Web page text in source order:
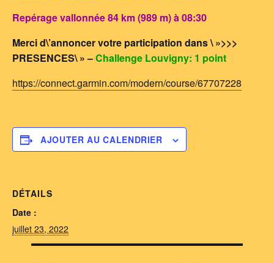
Repérage vallonnée 84 km (989 m) à 08:30
Merci d\’annoncer votre participation dans \ »>>>
PRESENCES\ » –Challenge Louvigny: 1 point
https://connect.garmin.com/modern/course/67707228
AJOUTER AU CALENDRIER
DÉTAILS
Date :
juillet 23, 2022